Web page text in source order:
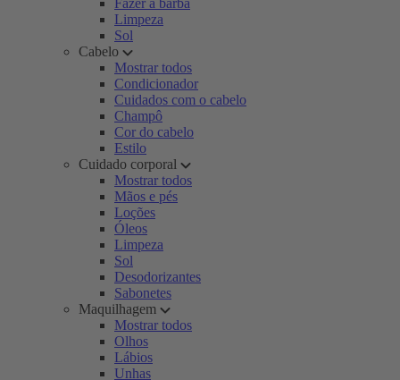
Fazer a barba
Limpeza
Sol
Cabelo
Mostrar todos
Condicionador
Cuidados com o cabelo
Champô
Cor do cabelo
Estilo
Cuidado corporal
Mostrar todos
Mãos e pés
Loções
Óleos
Limpeza
Sol
Desodorizantes
Sabonetes
Maquilhagem
Mostrar todos
Olhos
Lábios
Unhas